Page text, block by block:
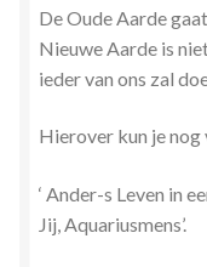
De Oude Aarde
Nieuwe Aarde is
ieder van ons zal
Hierover kun je nog
‘ Ander-s Leven in
Jij, Aquariusmens’.